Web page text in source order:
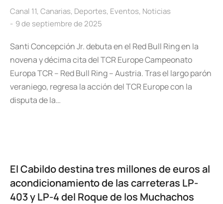
Canal 11, Canarias, Deportes, Eventos, Noticias
9 de septiembre de 2025
Santi Concepción Jr. debuta en el Red Bull Ring en la
novena y décima cita del TCR Europe Campeonato
Europa TCR – Red Bull Ring – Austria. Tras el largo parón
veraniego, regresa la acción del TCR Europe con la
disputa de la…
El Cabildo destina tres millones de euros al
acondicionamiento de las carreteras LP-
403 y LP-4 del Roque de los Muchachos